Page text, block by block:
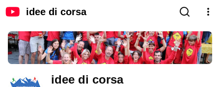
idee di corsa
idee di corsa